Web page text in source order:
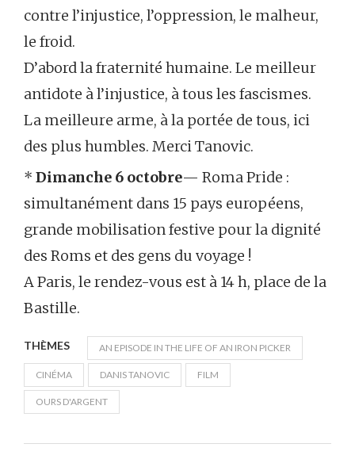
contre l’injustice, l’oppression, le malheur,
le froid.
D’abord la fraternité humaine. Le meilleur
antidote à l’injustice, à tous les fascismes.
La meilleure arme, à la portée de tous, ici
des plus humbles. Merci Tanovic.
* Dimanche 6 octobre— Roma Pride :
simultanément dans 15 pays européens,
grande mobilisation festive pour la dignité
des Roms et des gens du voyage !
A Paris, le rendez-vous est à 14 h, place de la
Bastille.
THÈMES AN EPISODE IN THE LIFE OF AN IRON PICKER
CINÉMA DANIS TANOVIC FILM
OURS D'ARGENT